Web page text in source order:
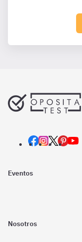
Eventos
Nosotros